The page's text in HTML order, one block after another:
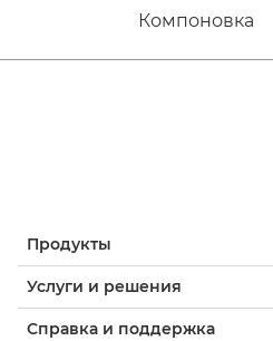
Компоновка
Продукты
Услуги и решения
Справка и поддержка